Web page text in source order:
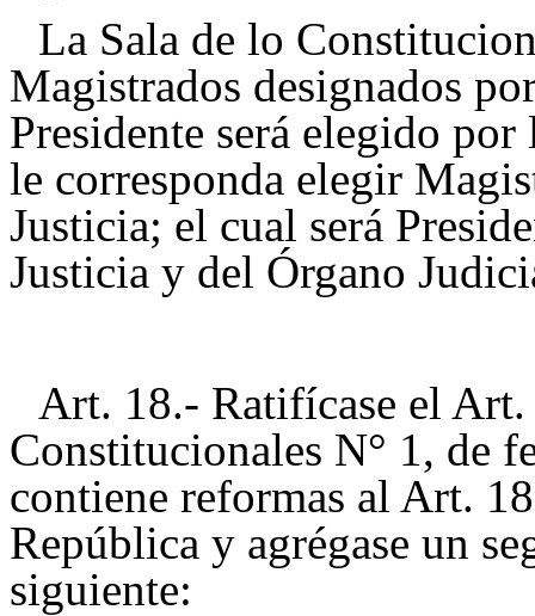
La Sala de lo
Magistrados designados
Presidente será elegido
le corresponda elegir
Justicia; el cual será
Justicia y del Órgano
Art. 18.- Ratifícase el
Constitucionales N° 1, de
contiene reformas al Art.
República y agrégase un
siguiente: